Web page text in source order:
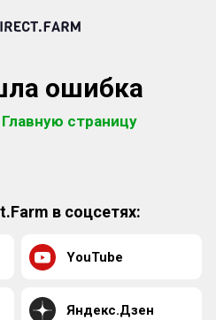
ошибка
страницу
в соцсетях:
YouTube
Яндекс.Дзен